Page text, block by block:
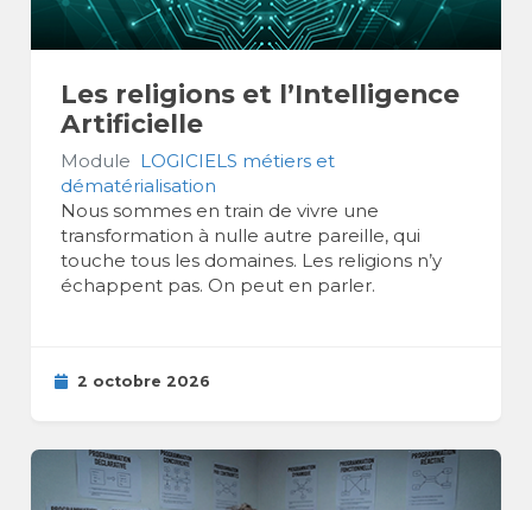
Les religions et l’Intelligence
Artificielle
Module LOGICIELS métiers et
dématérialisation
Nous sommes en train de vivre une
transformation à nulle autre pareille, qui
touche tous les domaines. Les religions n’y
échappent pas. On peut en parler.
2 octobre 2026